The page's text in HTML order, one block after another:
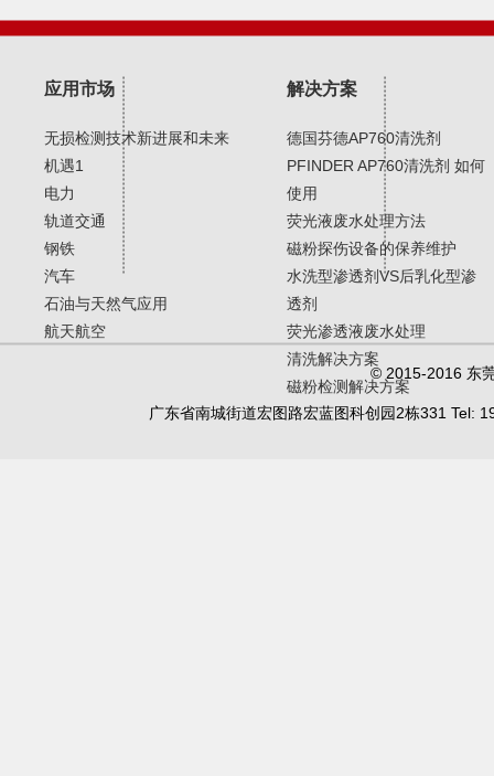
应用市场
无损检测技术新进展和未来
机遇1
电力
轨道交通
钢铁
汽车
石油与天然气应用
航天航空
解决方案
德国芬德AP760清洗剂
PFINDER AP760清洗剂 如何
使用
荧光液废水处理方法
磁粉探伤设备的保养维护
水洗型渗透剂VS后乳化型渗
透剂
荧光渗透液废水处理
清洗解决方案
磁粉检测解决方案
© 2015-2016 东
广东省南城街道宏图路宏蓝图科创园2栋331 Tel: